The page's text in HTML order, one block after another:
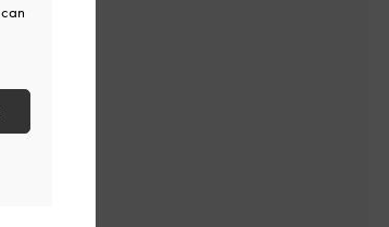
can